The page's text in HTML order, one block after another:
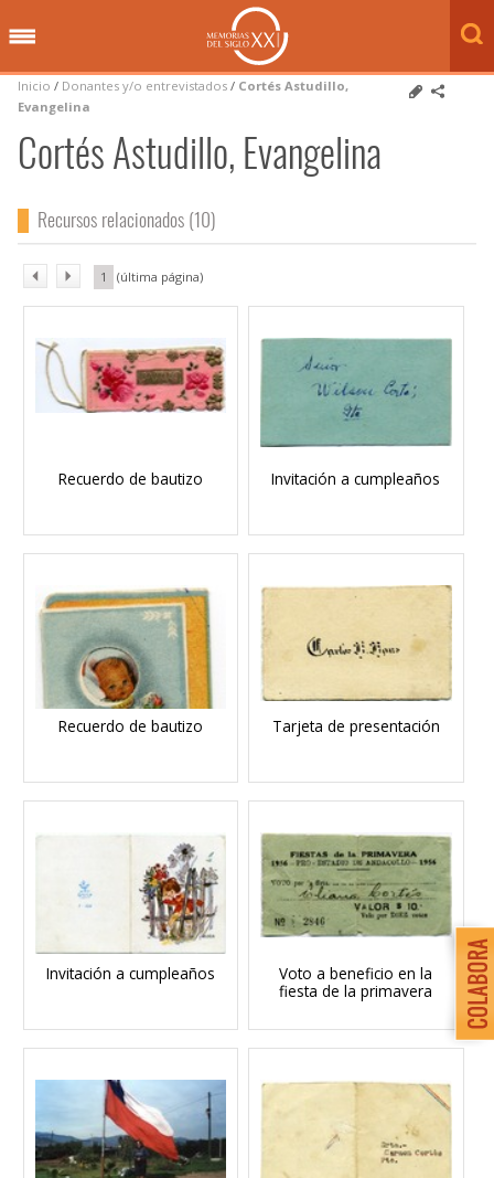
Inicio / Donantes y/o entrevistados / Cortés Astudillo,
Evangelina
Cortés Astudillo, Evangelina
Recursos relacionados (10)
Recuerdo de bautizo Invitación a cumpleaños
Recuerdo de bautizo Tarjeta de presentación
Invitación a cumpleaños
Voto a beneficio en la
fiesta de la primavera
1